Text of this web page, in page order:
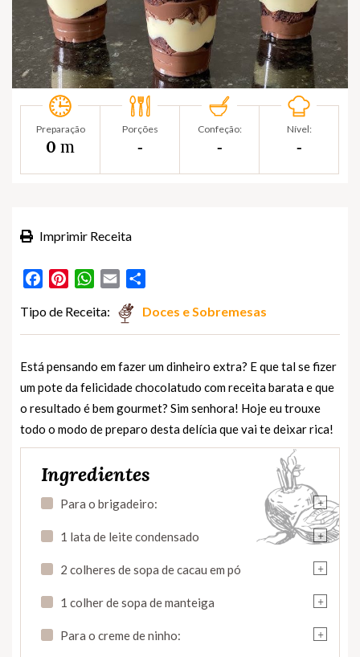
Preparação
0 m
Porções
‐
Confeção:
‐
Nível:
‐
Imprimir Receita
FacebookPinterestWhatsApp
Email
Tipo de Receita: Doces e Sobremesas
Está pensando em fazer um dinheiro extra? E que tal se fizer
um pote da felicidade chocolatudo com receita barata e que
o resultado é bem gourmet? Sim senhora! Hoje eu trouxe
todo o modo de preparo desta delícia que vai te deixar rica!
Ingredientes
+
Para o brigadeiro:
+
1 lata de leite condensado
+
2 colheres de sopa de cacau em pó
+
1 colher de sopa de manteiga
+
Para o creme de ninho: